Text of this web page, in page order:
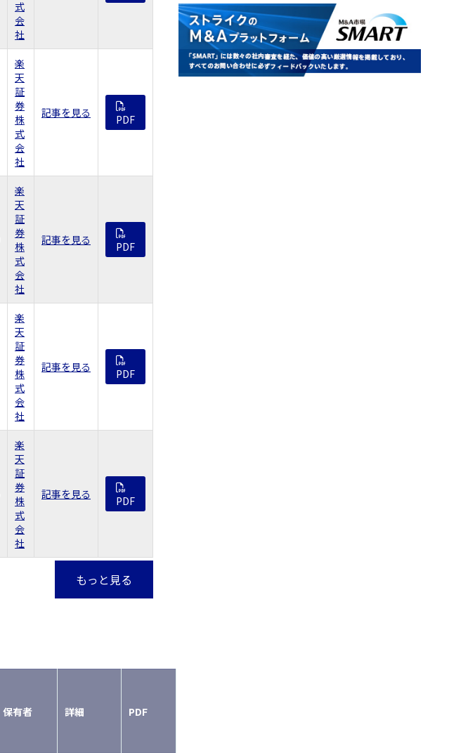
式
会
社
楽
天
証
券
株
式
会
社
記事を見る PDF
楽
天
証
券
株
式
会
社
記事を見る PDF
楽
天
証
券
株
式
会
社
記事を見る PDF
楽
天
証
券
株
式
会
社
記事を見る PDF
もっと見る
保有者 詳細 PDF